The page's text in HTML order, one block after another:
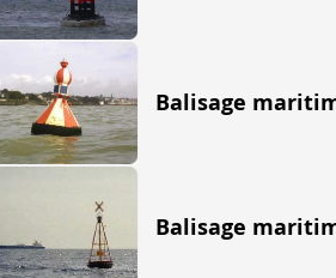
Balisage
Balisage